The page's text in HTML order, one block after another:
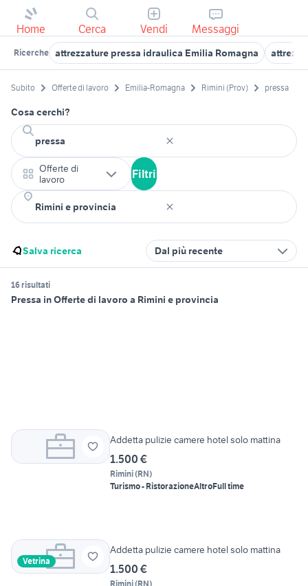
Home Cerca Vendi Messaggi
Ricerche attrezzature pressa idraulica Emilia Romagna
Subito Offerte di lavoro Emilia-Romagna Rimini (Prov) pressa
Cosa cerchi?
Offerte di
lavoro
Filtri
Salva ricerca Dal più recente
16 risultati
Pressa in Offerte di lavoro a Rimini e provincia
Addetta pulizie camere hotel solo mattina
1.500 €
Rimini(RN)
Turismo - RistorazioneAltroFull time
Vetrina
Addetta pulizie camere hotel solo mattina
1.500 €
Rimini(RN)